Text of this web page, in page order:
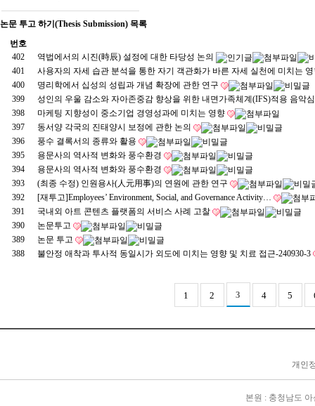
논문 투고 하기(Thesis Submission) 목록
번호
402
역법에서의 시진(時辰) 설정에 대한 타당성 논의
401
사용자의 자세 습관 분석을 통한 자기 객관화가 바른 자세 실천에 미치는
400
명리학에서 십성의 성립과 개념 확장에 관한 연구
399
성인의 우울 감소와 자아존중감 향상을 위한 내면가족체계(IFS)적용 음악
398
마케팅 지향성이 중소기업 경영성과에 미치는 영향
397
동서양 각국의 진태양시 보정에 관한 논의
396
풍수 결록서의 종류와 활용
395
용문사의 역사적 변화와 풍수환경
394
용문사의 역사적 변화와 풍수환경
393
(최종 수정) 인원용사(人元用事)의 연원에 관한 연구
392
[재투고]Employees’ Environment, Social, and Governance Activity…
391
국내외 아트 콘텐츠 플랫폼의 서비스 사례 고찰
390
논문투고
389
논문 투고
388
불안정 애착과 투사적 동일시가 외도에 미치는 영향 및 치료 접근-240930-3
1 2 3 4 5
개인
본원 : 충청남도